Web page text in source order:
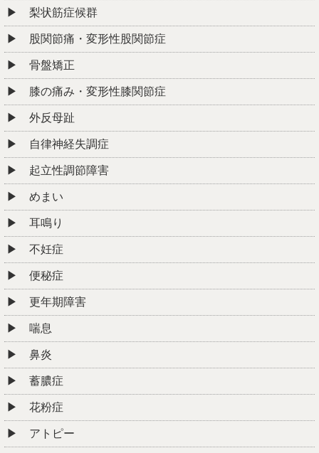
梨状筋症候群
股関節痛・変形性股関節症
骨盤矯正
膝の痛み・変形性膝関節症
外反母趾
自律神経失調症
起立性調節障害
めまい
耳鳴り
不妊症
便秘症
更年期障害
喘息
鼻炎
蓄膿症
花粉症
アトピー